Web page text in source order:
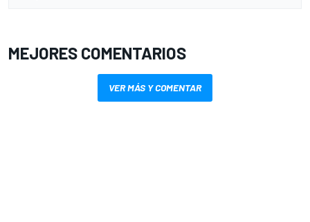
MEJORES COMENTARIOS
VER MÁS Y COMENTAR